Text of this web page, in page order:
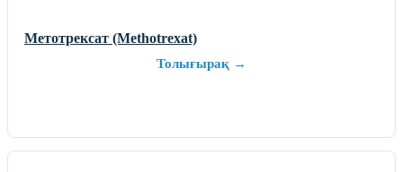
Метотрексат (Methotrexat)
Толығырақ →